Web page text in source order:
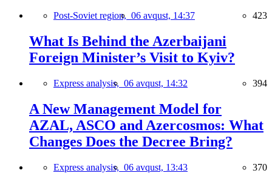
Post-Soviet region, 06 avqust, 14:37 423
What Is Behind the Azerbaijani
Foreign Minister’s Visit to Kyiv?
Express analysis, 06 avqust, 14:32 394
A New Management Model for
AZAL, ASCO and Azercosmos: What
Changes Does the Decree Bring?
Express analysis, 06 avqust, 13:43 370